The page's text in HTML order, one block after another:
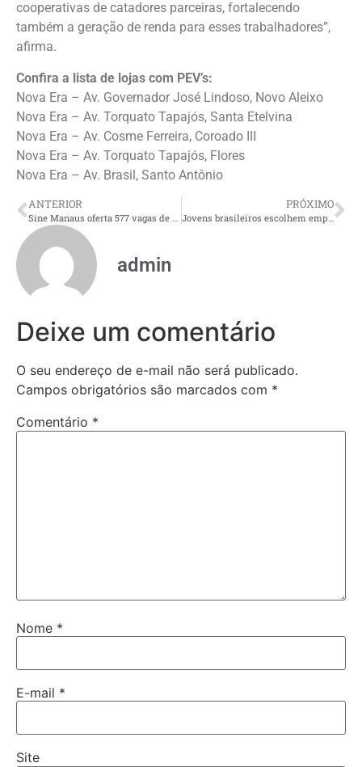
cooperativas de catadores parceiras, fortalecendo
também a geração de renda para esses trabalhadores”,
afirma.
Confira a lista de lojas com PEV’s:
Nova Era – Av. Governador José Lindoso, Novo Aleixo
Nova Era – Av. Torquato Tapajós, Santa Etelvina
Nova Era – Av. Cosme Ferreira, Coroado III
Nova Era – Av. Torquato Tapajós, Flores
Nova Era – Av. Brasil, Santo Antônio
ANTERIOR
Sine Manaus oferta 577 vagas de emprego nesta quarta-feira, 3/6
PRÓXIMO
Jovens brasileiros escolhem empresas com base em oportunidade de crescimento, boa remuneração e saúde mental, aponta pesquisa
admin
Deixe um comentário
O seu endereço de e-mail não será publicado.
Campos obrigatórios são marcados com *
Comentário *
Nome *
E-mail *
Site